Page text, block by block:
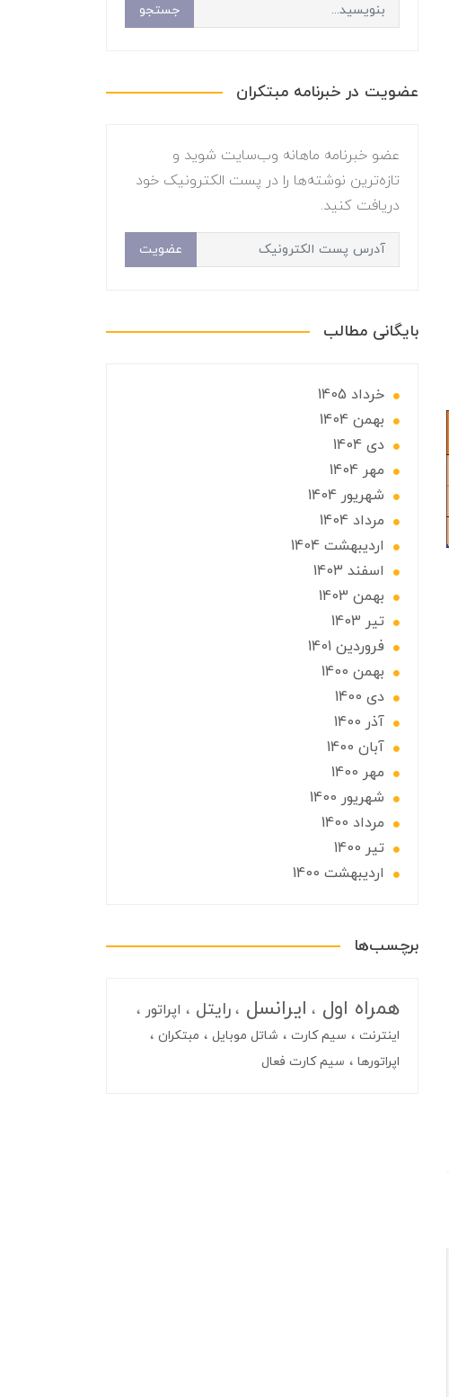
جستجو
عضویت در خبرنامه مبتکران
عضو خبرنامه ماهانه وب‌سایت شوید و
تازه‌ترین نوشته‌ها را در پست الکترونیک خود
دریافت کنید.
عضویت
بایگانی مطالب
خرداد 1405
بهمن 1404
دی 1404
مهر 1404
شهریور 1404
مرداد 1404
ارديبهشت 1404
اسفند 1403
بهمن 1403
تير 1403
فروردین 1401
بهمن 1400
دی 1400
آذر 1400
آبان 1400
مهر 1400
شهریور 1400
مرداد 1400
تير 1400
ارديبهشت 1400
برچسب‌ها
همراه اول ایرانسل رایتل اپراتور
اینترنت سیم کارت شاتل موبایل
مبتکران
اپراتورها
سیم کارت فعال